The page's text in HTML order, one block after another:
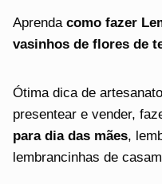
Aprenda como fazer
vasinhos de flores de
Ótima dica de
presentear e vender,
para dia das mães,
lembrancinhas de